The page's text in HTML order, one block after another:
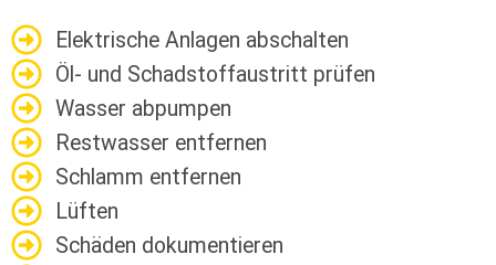
Elektrische Anlagen abschalten
Öl- und Schadstoffaustritt prüfen
Wasser abpumpen
Restwasser entfernen
Schlamm entfernen
Lüften
Schäden dokumentieren